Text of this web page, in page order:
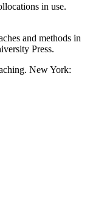
in use.
and methods in
Press.
New York: